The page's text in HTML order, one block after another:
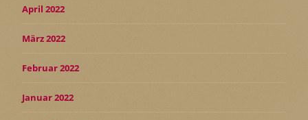
April 2022
März 2022
Februar 2022
Januar 2022